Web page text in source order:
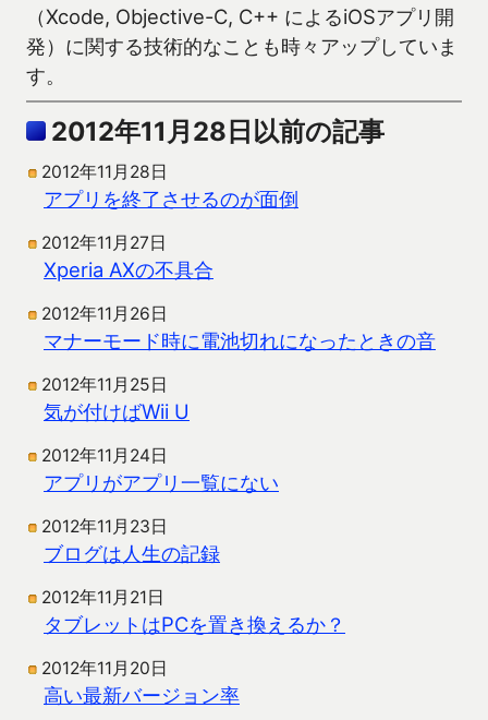
（Xcode, Objective-C, C++ によるiOSアプリ開
発）に関する技術的なことも時々アップしていま
す。
2012年11月28日以前の記事
2012年11月28日
アプリを終了させるのが面倒
2012年11月27日
Xperia AXの不具合
2012年11月26日
マナーモード時に電池切れになったときの音
2012年11月25日
気が付けばWii U
2012年11月24日
アプリがアプリ一覧にない
2012年11月23日
ブログは人生の記録
2012年11月21日
タブレットはPCを置き換えるか？
2012年11月20日
高い最新バージョン率